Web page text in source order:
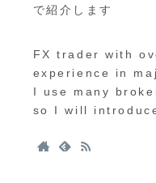
で紹介します
FX trader with
experience in
I use many
so I will